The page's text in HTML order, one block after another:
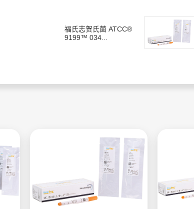
福氏志贺氏菌 ATCC®
9199™ 034...